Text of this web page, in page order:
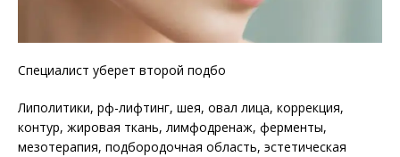
Специалист уберет второй подбо
Липолитики, рф-лифтинг, шея, овал лица, коррекция,
контур, жировая ткань, лимфодренаж, ферменты,
мезотерапия, подбородочная область, эстетическая